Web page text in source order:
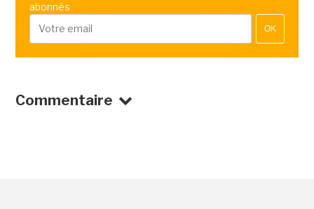
abonnés
OK
Commentaire